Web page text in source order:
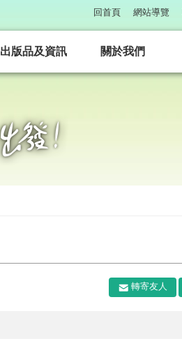
回首頁 網站導覽
出版品及資訊 關於我們
轉寄友人